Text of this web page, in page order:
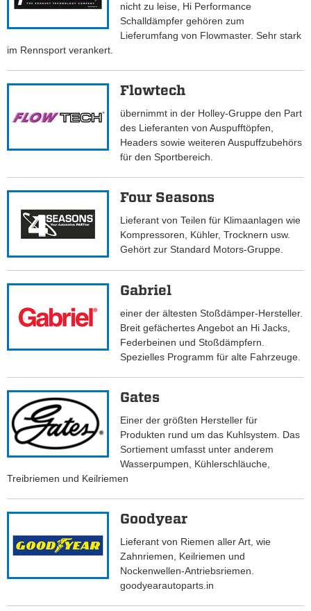
nicht zu leise, Hi Performance
Schalldämpfer gehören zum
Lieferumfang von Flowmaster. Sehr stark
im Rennsport verankert.
Flowtech
übernimmt in der Holley-Gruppe den Part
des Lieferanten von Auspufftöpfen,
Headers sowie weiteren Auspuffzubehörs
für den Sportbereich.
Four Seasons
Lieferant von Teilen für Klimaanlagen wie
Kompressoren, Kühler, Trocknern usw.
Gehört zur Standard Motors-Gruppe.
Gabriel
einer der ältesten Stoßdämper-Hersteller.
Breit gefächertes Angebot an Hi Jacks,
Federbeinen und Stoßdämpfern.
Spezielles Programm für alte Fahrzeuge.
Gates
Einer der größten Hersteller für
Produkten rund um das Kuhlsystem. Das
Sortiement umfasst unter anderem
Wasserpumpen, Kühlerschläuche,
Treibriemen und Keilriemen
Goodyear
Lieferant von Riemen aller Art, wie
Zahnriemen, Keilriemen und
Nockenwellen-Antriebsriemen.
goodyearautoparts.in